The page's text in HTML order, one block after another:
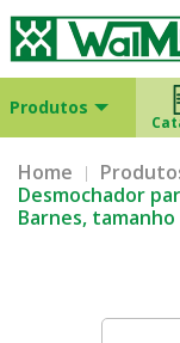
Produtos
Home
Desmochador
Barnes,